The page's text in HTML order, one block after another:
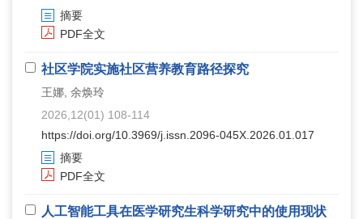
摘要
PDF全文
社区学院实施社区营养教育路径探究
王娜, 余焕玲
2026,12(01) 108-114
https://doi.org/10.3969/j.issn.2096-045X.2026.01.017
摘要
PDF全文
人工智能工具在医学研究生科学研究中的使用现状